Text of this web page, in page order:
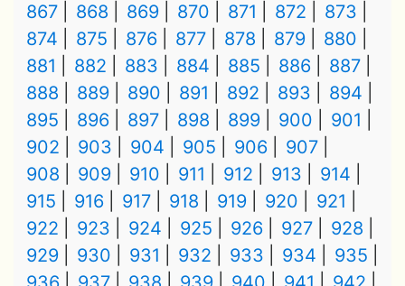
867
868 869 870 871 872
873
874
875 876 877 878 879
880
881
882 883 884 885 886
887
888
889 890 891 892 893
894
895
896 897 898 899 900
901
902
903 904 905 906
907
908
909 910 911 912 913
914
915
916 917 918 919 920
921
922
923 924 925 926 927
928
929
930 931 932 933 934
935